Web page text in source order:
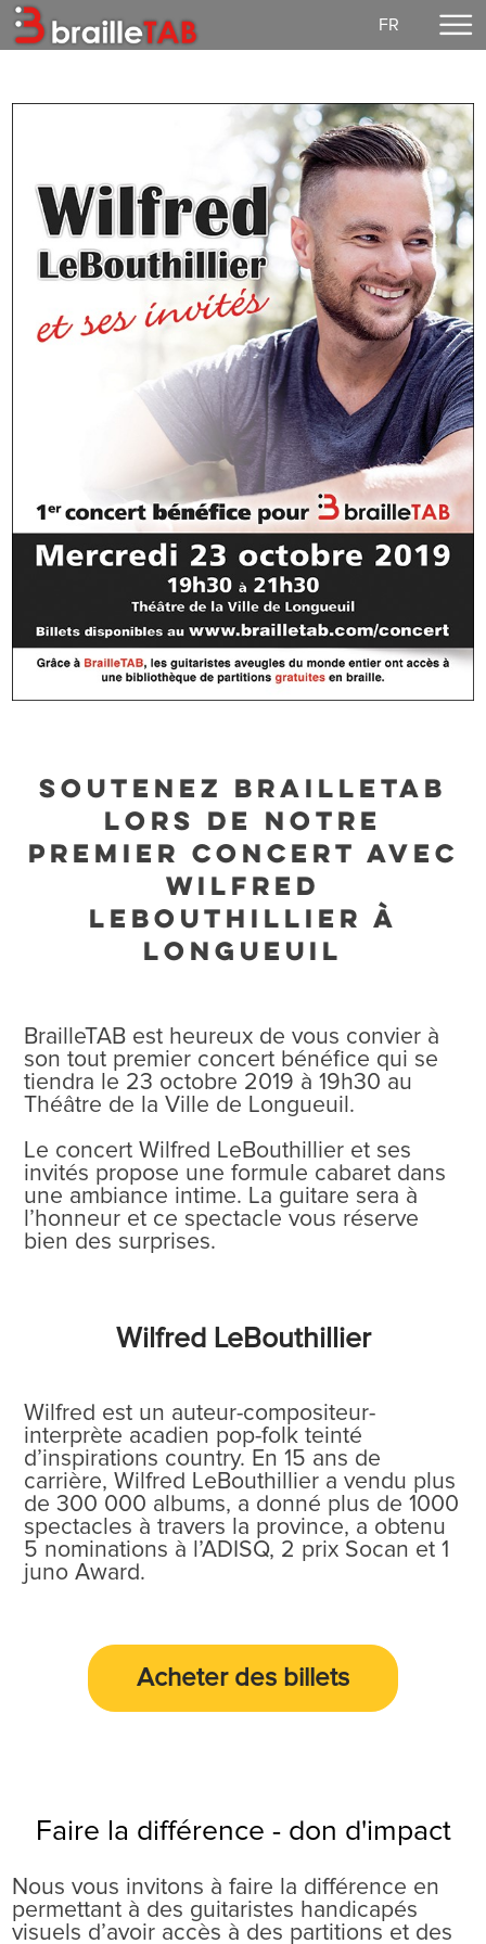
Making a donation
Concerts
EzGuit
Partitions
Media
Login
Our mission
Democratic life
Contact
FR
Soutenez BrailleTAB
lors de notre
premier concert avec
Wilfred
LeBouthillier à
Longueuil
BrailleTAB est heureux de vous convier à
son tout premier concert bénéfice qui se
tiendra le 23 octobre 2019 à 19h30 au
Théâtre de la Ville de Longueuil.
Le concert Wilfred LeBouthillier et ses
invités propose une formule cabaret dans
une ambiance intime. La guitare sera à
l’honneur et ce spectacle vous réserve
bien des surprises.
Wilfred LeBouthillier
Wilfred est un auteur-compositeur-
interprète acadien pop-folk teinté
d’inspirations country. En 15 ans de
carrière, Wilfred LeBouthillier a vendu plus
de 300 000 albums, a donné plus de 1000
spectacles à travers la province, a obtenu
5 nominations à l’ADISQ, 2 prix Socan et 1
juno Award.
Acheter des billets
Faire la différence - don d'impact
Nous vous invitons à faire la différence en
permettant à des guitaristes handicapés
visuels d’avoir accès à des partitions et des